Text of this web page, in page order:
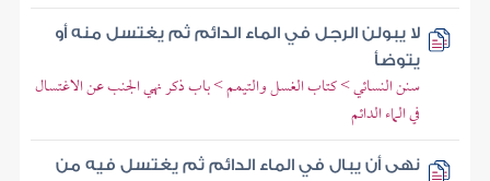
لا يبولن الرجل في الماء الدائم ثم يغتسل منه أو
يتوضأ
سنن النسائي > كتاب الغسل والتيمم > باب ذكر نهي الجنب عن الاغتسال
في الماء الدائم
نهى أن يبال في الماء الدائم ثم يغتسل فيه من